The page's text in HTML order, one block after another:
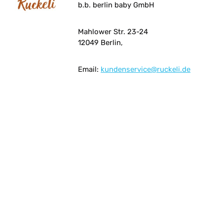
b.b. berlin baby GmbH
Mahlower Str. 23-24
12049 Berlin,
Email: kundenservice@ruckeli.de